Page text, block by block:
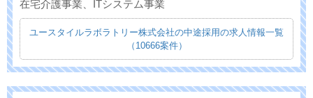
在宅介護事業、ITシステム事業
ユースタイルラボラトリー株式会社の中途採用の求人情報一覧
（10666案件）